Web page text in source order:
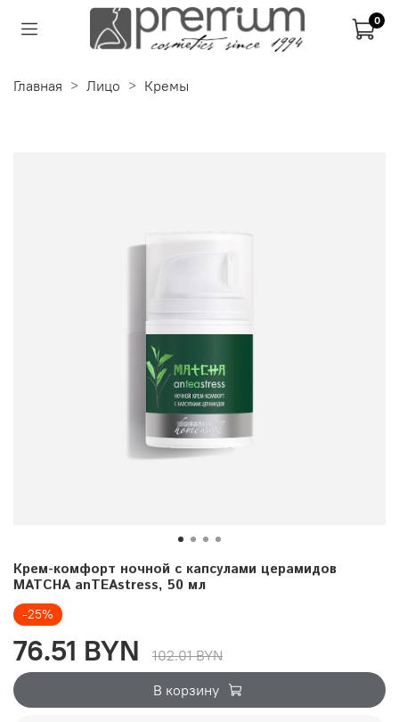
0
Главная Лицо Кремы
Крем-комфорт ночной с капсулами церамидов
MATCHA anTEAstress, 50 мл
-25%
76.51 BYN
102.01 BYN
В корзину